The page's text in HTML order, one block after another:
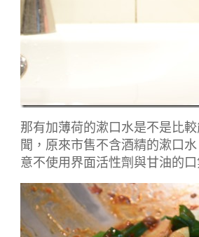
那有加薄荷的漱口水是不是比
聞，原來市售不含酒精的漱口
意不使用界面活性劑與甘油的口